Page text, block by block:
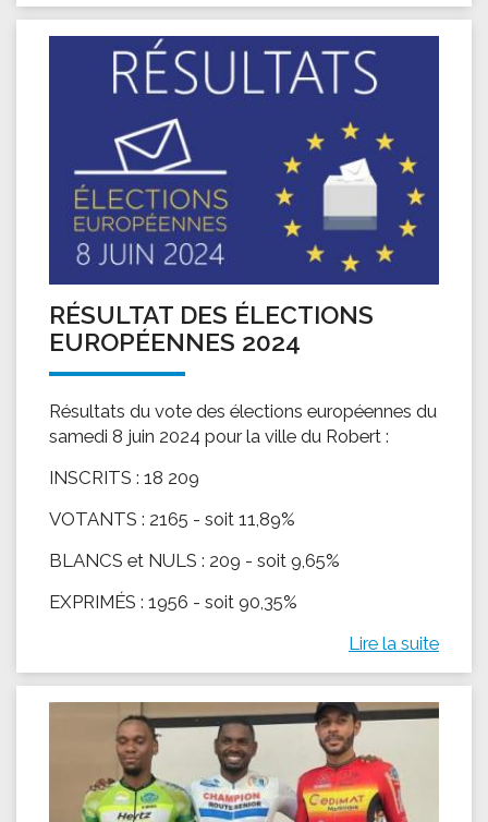
RÉSULTAT DES ÉLECTIONS
EUROPÉENNES 2024
Résultats du vote des élections européennes du
samedi 8 juin 2024 pour la ville du Robert :
INSCRITS : 18 209
VOTANTS : 2165 - soit 11,89%
BLANCS et NULS : 209 - soit 9,65%
EXPRIMÉS : 1956 - soit 90,35%
Lire la suite